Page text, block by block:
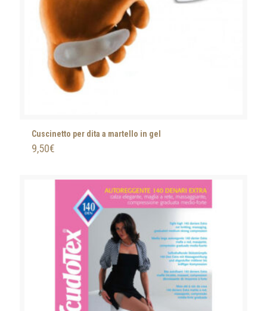
Cuscinetto per dita a martello in gel
9,50€